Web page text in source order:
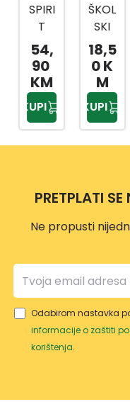
SPIRI
T
RUKS
AK
SMA
SH
54,
90
KM
KUPI
ŠKOL
SKI
RUKS
AK
ŽENS
KI
18,5
0 K
M
KUPI
PRETPLATI
Ne propusti
Odabirom nastavka
informacije o zaštiti
korištenja.